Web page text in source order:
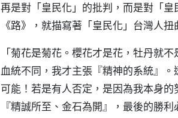
再是對「皇民化」的批判，而是對「
《路》，就描寫著「皇民化」台灣人
「菊花是菊花。櫻花才是花，牡丹就
血統不同，我才主張『精神的系統』
可能！若是有人否定，是因為我本身
『精誠所至、金石為開』，最後的勝利